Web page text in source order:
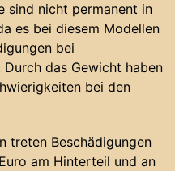
sind nicht permanent in
es bei diesem Modellen
bei
das Gewicht haben
bei den
treten Beschädigungen
am Hinterteil und an